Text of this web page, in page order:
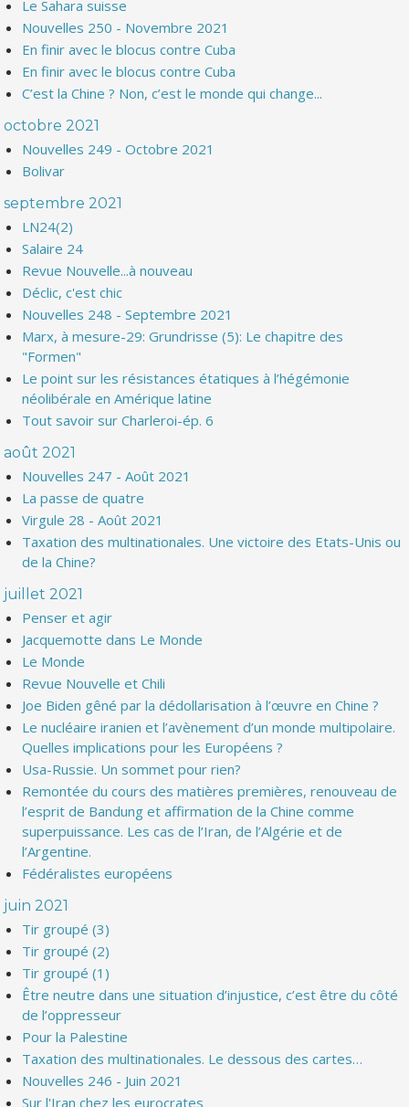
Le Sahara suisse
Nouvelles 250 - Novembre 2021
En finir avec le blocus contre Cuba
En finir avec le blocus contre Cuba
C’est la Chine ? Non, c’est le monde qui change...
octobre 2021
Nouvelles 249 - Octobre 2021
Bolivar
septembre 2021
LN24(2)
Salaire 24
Revue Nouvelle...à nouveau
Déclic, c'est chic
Nouvelles 248 - Septembre 2021
Marx, à mesure-29: Grundrisse (5): Le chapitre des
"Formen"
Le point sur les résistances étatiques à l’hégémonie
néolibérale en Amérique latine
Tout savoir sur Charleroi-ép. 6
août 2021
Nouvelles 247 - Août 2021
La passe de quatre
Virgule 28 - Août 2021
Taxation des multinationales. Une victoire des Etats-Unis ou
de la Chine?
juillet 2021
Penser et agir
Jacquemotte dans Le Monde
Le Monde
Revue Nouvelle et Chili
Joe Biden gêné par la dédollarisation à l’œuvre en Chine ?
Le nucléaire iranien et l’avènement d’un monde multipolaire.
Quelles implications pour les Européens ?
Usa-Russie. Un sommet pour rien?
Remontée du cours des matières premières, renouveau de
l’esprit de Bandung et affirmation de la Chine comme
superpuissance. Les cas de l’Iran, de l’Algérie et de
l’Argentine.
Fédéralistes européens
juin 2021
Tir groupé (3)
Tir groupé (2)
Tir groupé (1)
Être neutre dans une situation d’injustice, c’est être du côté
de l’oppresseur
Pour la Palestine
Taxation des multinationales. Le dessous des cartes…
Nouvelles 246 - Juin 2021
Sur l'Iran chez les eurocrates